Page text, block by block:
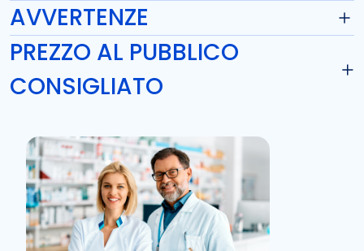
AVVERTENZE
PREZZO AL PUBBLICO
CONSIGLIATO